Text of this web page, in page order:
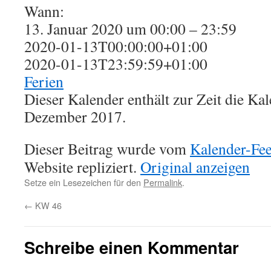
Wann:
13. Januar 2020 um 00:00 – 23:59
2020-01-13T00:00:00+01:00
2020-01-13T23:59:59+01:00
Ferien
Dieser Kalender enthält zur Zeit die
Dezember 2017.
Dieser Beitrag wurde vom Kalender-
Website repliziert. Original anzeigen
Setze ein Lesezeichen für den Permalink.
← KW 46
Schreibe einen Kommentar